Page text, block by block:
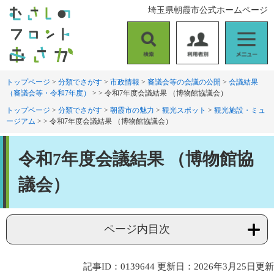
本
文
索
用
者
別
ニ
ュ
埼玉県朝霞市公式ホームページ
トップページ > 分類でさがす > 市政情報 > 審議会等の会議の公開 > 会議結果
（審議会等・令和7年度）
> > 令和7年度会議結果 （博物館協議会）
トップページ > 分類でさがす > 朝霞市の魅力 > 観光スポット > 観光施設・ミュ
ージアム > > 令和7年度会議結果 （博物館協議会）
令和7年度会議結果 （博物館協
議会）
ページ内目次
記事ID：0139644 更新日：2026年3月25日更新